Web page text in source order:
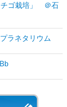
チゴ栽培」 ＠石
ラネタリウム